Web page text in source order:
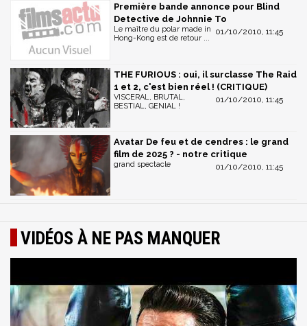
Première bande annonce pour Blind
Detective de Johnnie To
01/10/2010, 11:45
Le maître du polar made in
Hong-Kong est de retour ...
THE FURIOUS : oui, il surclasse The Raid
1 et 2, c'est bien réel ! (CRITIQUE)
01/10/2010, 11:45
VISCERAL, BRUTAL,
BESTIAL, GENIAL !
Avatar De feu et de cendres : le grand
film de 2025 ? - notre critique
01/10/2010, 11:45
grand spectacle
VIDÉOS À NE PAS MANQUER